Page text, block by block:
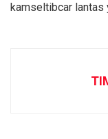
kamseltibcar lantas